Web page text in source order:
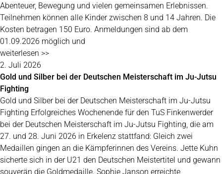
Abenteuer, Bewegung und vielen gemeinsamen Erlebnissen.
Teilnehmen können alle Kinder zwischen 8 und 14 Jahren. Die
Kosten betragen 150 Euro. Anmeldungen sind ab dem
01.09.2026 möglich und
weiterlesen >>
2. Juli 2026
Gold und Silber bei der Deutschen Meisterschaft im Ju-Jutsu
Fighting
Gold und Silber bei der Deutschen Meisterschaft im Ju-Jutsu
Fighting Erfolgreiches Wochenende für den TuS Finkenwerder
bei der Deutschen Meisterschaft im Ju-Jutsu Fighting, die am
27. und 28. Juni 2026 in Erkelenz stattfand: Gleich zwei
Medaillen gingen an die Kämpferinnen des Vereins. Jette Kuhn
sicherte sich in der U21 den Deutschen Meistertitel und gewann
souverän die Goldmedaille. Sophie Janson erreichte